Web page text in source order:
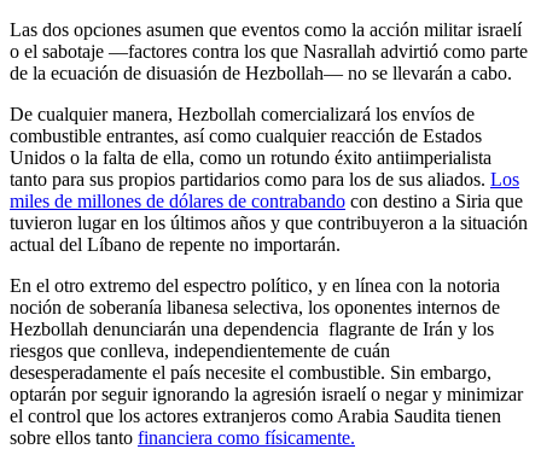
Las dos opciones asumen que eventos como la acción militar israelí
o el sabotaje —factores contra los que Nasrallah advirtió como parte
de la ecuación de disuasión de Hezbollah— no se llevarán a cabo.
De cualquier manera, Hezbollah comercializará los envíos de
combustible entrantes, así como cualquier reacción de Estados
Unidos o la falta de ella, como un rotundo éxito antiimperialista
tanto para sus propios partidarios como para los de sus aliados. Los
miles de millones de dólares de contrabando con destino a Siria que
tuvieron lugar en los últimos años y que contribuyeron a la situación
actual del Líbano de repente no importarán.
En el otro extremo del espectro político, y en línea con la notoria
noción de soberanía libanesa selectiva, los oponentes internos de
Hezbollah denunciarán una dependencia flagrante de Irán y los
riesgos que conlleva, independientemente de cuán
desesperadamente el país necesite el combustible. Sin embargo,
optarán por seguir ignorando la agresión israelí o negar y minimizar
el control que los actores extranjeros como Arabia Saudita tienen
sobre ellos tanto financiera como físicamente.